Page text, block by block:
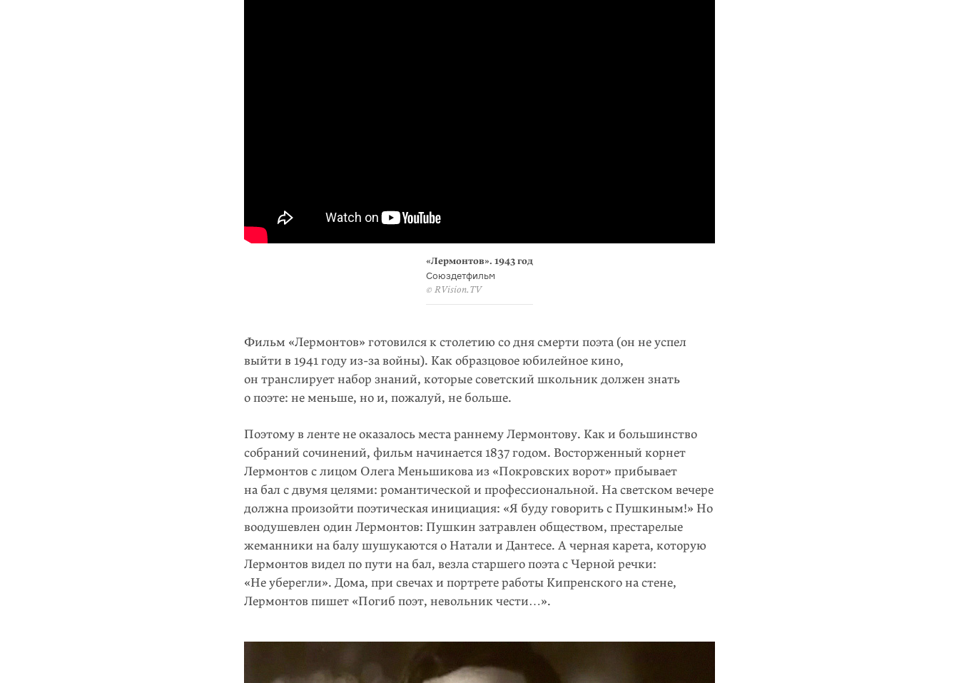
«Лермонтов». 1943 год
Союздетфильм
© RVision.TV
Фильм «Лермонтов» готовился к столетию со дня смерти поэта (он не успел
выйти в 1941 году из-за войны). Как образцовое юбилейное кино,
он транслирует набор знаний, которые советский школьник должен знать
о поэте: не меньше, но и, пожалуй, не больше.
Поэтому в ленте не оказалось места раннему Лермонтову. Как и большинство
собраний сочинений, фильм начинается 1837 годом. Восторженный корнет
Лермонтов с лицом Олега Меньшикова из «Покровских ворот» прибывает
на бал с двумя целями: романтической и профессиональной. На светском вечере
должна произойти поэтическая инициация: «Я буду говорить с Пушкиным!» Но
воодушевлен один Лермонтов: Пушкин затравлен обществом, престарелые
жеманники на балу шушукаются о Натали и Дантесе. А черная карета, которую
Лермонтов видел по пути на бал, везла старшего поэта с Черной речки:
«Не уберегли». Дома, при свечах и портрете работы Кипренского на стене,
Лермонтов пишет «Погиб поэт, невольник чести…».